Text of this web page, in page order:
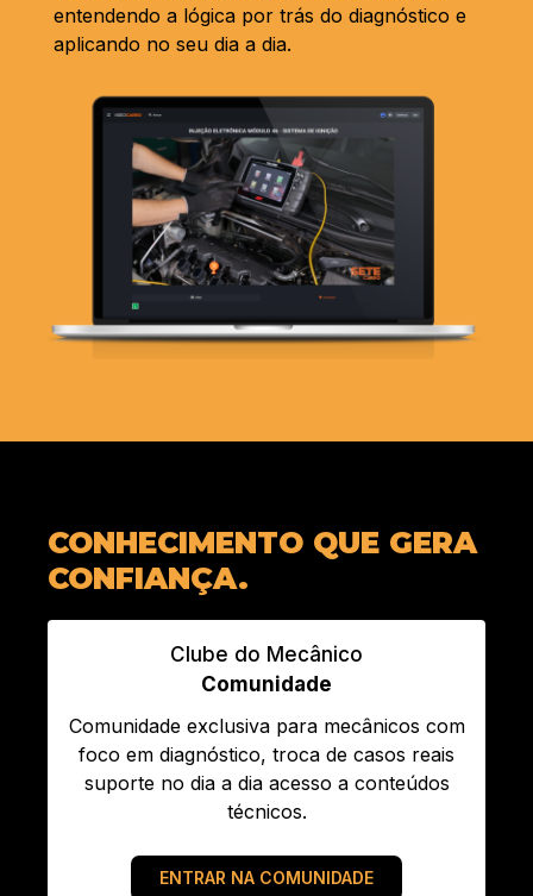
entendendo a lógica por trás do diagnóstico e
aplicando no seu dia a dia.
CONHECIMENTO QUE GERA
CONFIANÇA.
Clube do Mecânico
Comunidade
Comunidade exclusiva para mecânicos com
foco em diagnóstico, troca de casos reais
suporte no dia a dia acesso a conteúdos
técnicos.
ENTRAR NA COMUNIDADE